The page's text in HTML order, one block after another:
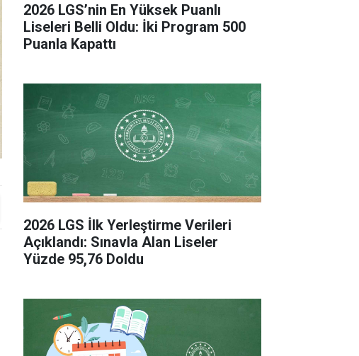
2026 LGS’nin En Yüksek Puanlı
Liseleri Belli Oldu: İki Program 500
Puanla Kapattı
2026 LGS İlk Yerleştirme Verileri
Açıklandı: Sınavla Alan Liseler
Yüzde 95,76 Doldu